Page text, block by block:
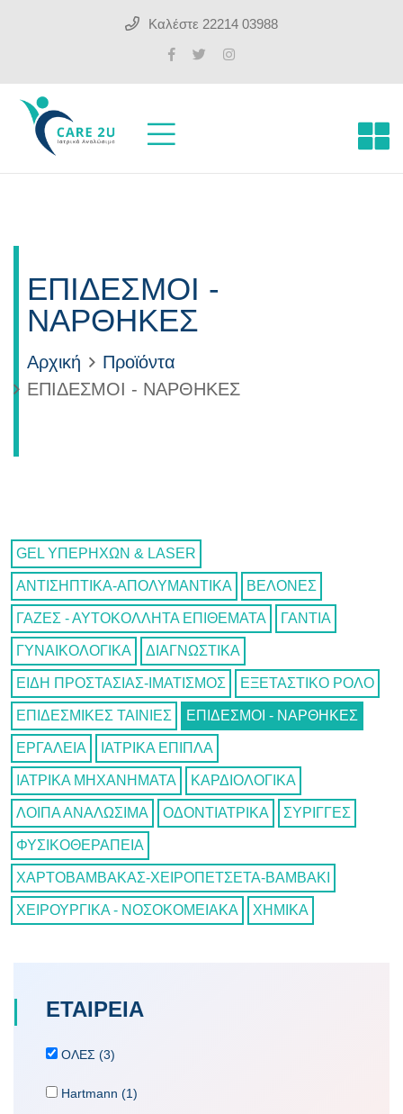
Καλέστε 22214 03988
ΕΠΙΔΕΣΜΟΙ -
ΝΑΡΘΗΚΕΣ
Αρχική
Προϊόντα
ΕΠΙΔΕΣΜΟΙ - ΝΑΡΘΗΚΕΣ
GEL ΥΠΕΡΗΧΩΝ & LASER
ΑΝΤΙΣΗΠΤΙΚΑ-ΑΠΟΛΥΜΑΝΤΙΚΑ ΒΕΛΟΝΕΣ
ΓΑΖΕΣ - ΑΥΤΟΚΟΛΛΗΤΑ ΕΠΙΘΕΜΑΤΑ ΓΑΝΤΙΑ
ΓΥΝΑΙΚΟΛΟΓΙΚΑ ΔΙΑΓΝΩΣΤΙΚΑ
ΕΙΔΗ ΠΡΟΣΤΑΣΙΑΣ-ΙΜΑΤΙΣΜΟΣ ΕΞΕΤΑΣΤΙΚΟ ΡΟΛΟ
ΕΠΙΔΕΣΜΙΚΕΣ ΤΑΙΝΙΕΣ ΕΠΙΔΕΣΜΟΙ - ΝΑΡΘΗΚΕΣ
ΕΡΓΑΛΕΙΑ ΙΑΤΡΙΚΑ ΕΠΙΠΛΑ
ΙΑΤΡΙΚΑ ΜΗΧΑΝΗΜΑΤΑ ΚΑΡΔΙΟΛΟΓΙΚΑ
ΛΟΙΠΑ ΑΝΑΛΩΣΙΜΑ ΟΔΟΝΤΙΑΤΡΙΚΑ ΣΥΡΙΓΓΕΣ
ΦΥΣΙΚΟΘΕΡΑΠΕΙΑ
ΧΑΡΤΟΒΑΜΒΑΚΑΣ-ΧΕΙΡΟΠΕΤΣΕΤΑ-ΒΑΜΒΑΚΙ
ΧΕΙΡΟΥΡΓΙΚΑ - ΝΟΣΟΚΟΜΕΙΑΚΑ ΧΗΜΙΚΑ
ΕΤΑΙΡΕΙA
ΟΛΕΣ (3)
Hartmann (1)